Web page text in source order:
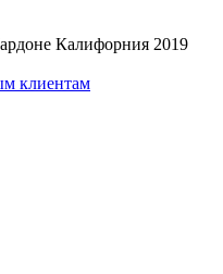
Калифорния 2019
клиентам